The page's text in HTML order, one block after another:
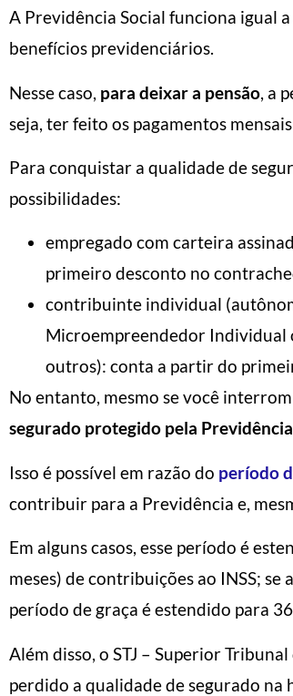
A Previdência Social funciona igual
benefícios previdenciários.
Nesse caso, para deixar a pensão , a
seja, ter feito os pagamentos
Para conquistar a qualidade de
possibilidades:
empregado com carteira
primeiro desconto no
contribuinte individual
Microempreendedor Individual
outros): conta a partir do
No entanto, mesmo se você
segurado protegido pela
Isso é possível em razão do período
contribuir para a Previdência e,
Em alguns casos, esse período é
meses) de contribuições ao INSS;
período de graça é estendido para 36
Além disso, o STJ – Superior Tribunal
perdido a qualidade de segurado na